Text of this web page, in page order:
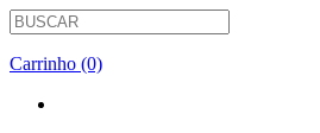
Carrinho (0)